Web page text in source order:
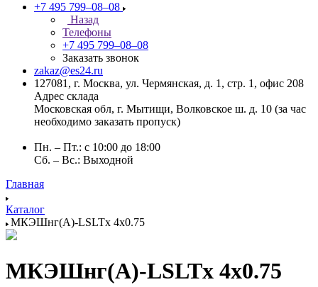
+7 495 799–08–08
Назад
Телефоны
+7 495 799–08–08
Заказать звонок
zakaz@es24.ru
127081, г. Москва, ул. Чермянская, д. 1, стр. 1, офис 208
Адрес склада
Московская обл, г. Мытищи, Волковское ш. д. 10 (за час
необходимо заказать пропуск)
Пн. – Пт.: с 10:00 до 18:00
Сб. – Вс.: Выходной
Главная
Каталог
МКЭШнг(А)-LSLTx 4х0.75
МКЭШнг(А)-LSLTx 4х0.75